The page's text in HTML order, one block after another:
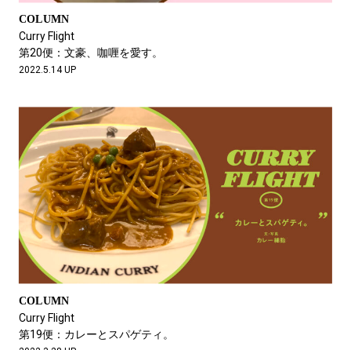
COLUMN
Curry Flight
第20便：文豪、咖喱を愛す。
2022.5.14 UP
COLUMN
Curry Flight
第19便：カレーとスパゲティ。